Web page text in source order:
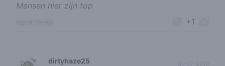
Mensen hier zijn top
+1
dirtyhaze25